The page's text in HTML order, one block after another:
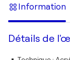
Information
Détails de